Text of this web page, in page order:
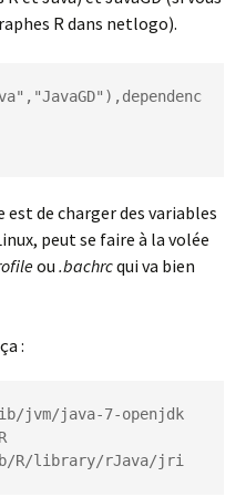
R dans netlogo).
de charger des variables
peut se faire à la volée
ou .bachrcqui va bien
:
lib/jvm/java-7-openjdk
R/library/rJava/jri